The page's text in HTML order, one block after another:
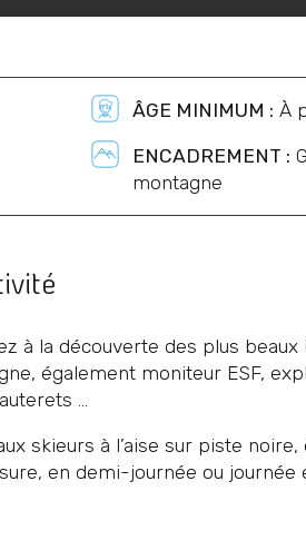
ÂGE MINIMUM : À
ENCADREMENT :
montagne
à la découverte des plus
également moniteur ESF,
...
skieurs à l’aise sur piste
en demi-journée ou